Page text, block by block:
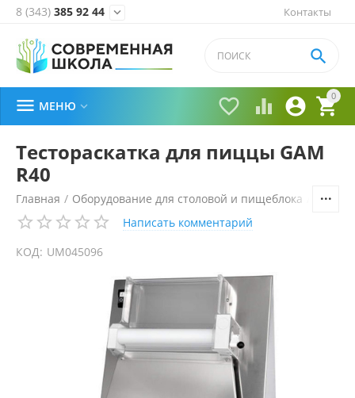
Контакты
8 (343) 385 92 44 
0


 

 МЕНЮ 
Тестораскатка для пиццы GAM
R40
Главная / Оборудование для столовой и пищеблока
Написать комментарий
КОД: UM045096